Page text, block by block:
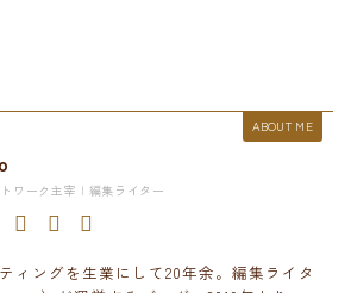
ABOUT ME
ワーク主宰 | 編集ライター
ィングを生業にして20年余。編集ライタ